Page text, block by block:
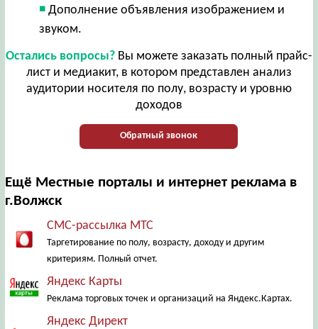
Дополнение объявления изображением и
звуком.
Остались вопросы?Вы можете заказать полный прайс-
лист и медиакит, в котором представлен анализ
аудитории носителя по полу, возрасту и уровню
доходов
Обратный звонок
Ещё Местные порталы и интернет реклама в
г.Волжск
СМС-рассылка МТС
Таргетирование по полу, возрасту, доходу и другим
критериям. Полный отчет.
Яндекс Карты
Реклама торговых точек и организаций на Яндекс.Картах.
Яндекс Директ